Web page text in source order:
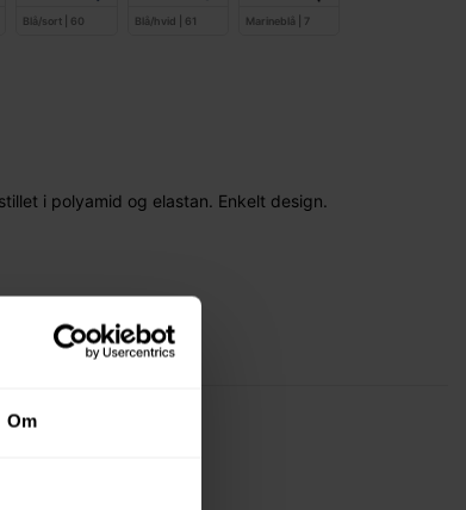
Om
Blå/sort | 60 Blå/hvid | 61 Marineblå | 7
i polyamid og elastan. Enkelt design.